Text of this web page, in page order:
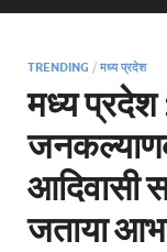
TRENDING / मध्य प्रदेश
मध्य प्रदेश
आदिवासी
जताया